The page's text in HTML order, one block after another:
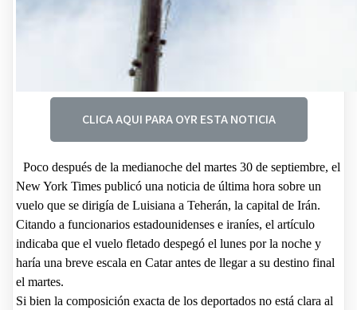
CLICA AQUI PARA OYR ESTA NOTICIA
Poco después de la medianoche del martes 30 de septiembre, el
New York Times publicó una noticia de última hora sobre un
vuelo que se dirigía de Luisiana a Teherán, la capital de Irán.
Citando a funcionarios estadounidenses e iraníes, el artículo
indicaba que el vuelo fletado despegó el lunes por la noche y
haría una breve escala en Catar antes de llegar a su destino final
el martes.
Si bien la composición exacta de los deportados no está clara al